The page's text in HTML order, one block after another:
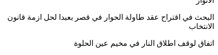
البحث في اقتراح عقد طاولة الحوار في قصر بعبدا لحل ازمة قانون
الانتخاب
اتفاق لوقف اطلاق النار في مخيم عين الحلوة